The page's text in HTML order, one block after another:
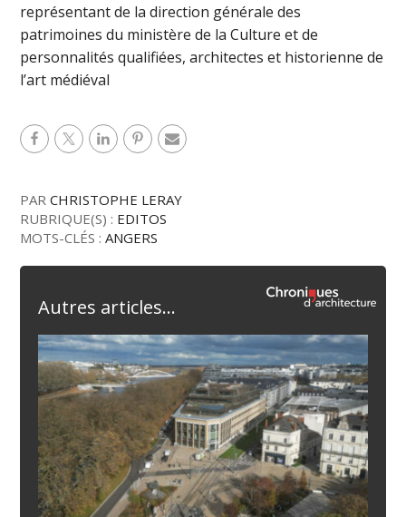
représentant de la direction générale des
patrimoines du ministère de la Culture et de
personnalités qualifiées, architectes et historienne de
l’art médiéval
PARCHRISTOPHE LERAY
RUBRIQUE(S) : EDITOS
MOTS-CLÉS :ANGERS
Autres articles...